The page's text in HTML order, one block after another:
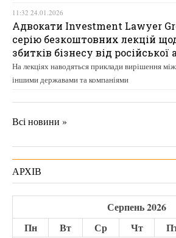
11:32 24.01.2026
Адвокати Investment Lawyer
серію безкоштовних лекцій
збитків бізнесу від російської
На лекціях наводяться приклади вирішення
іншими державами та компаніями
Всі новини »
АРХІВ
Серпень 2026
Пн
Вт Ср Чт